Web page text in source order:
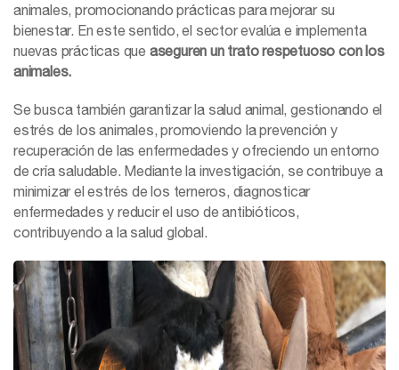
animales, promocionando prácticas para mejorar su
bienestar. En este sentido, el sector evalúa e implementa
nuevas prácticas que aseguren un trato respetuoso con los
animales.
Se busca también garantizar la salud animal, gestionando el
estrés de los animales, promoviendo la prevención y
recuperación de las enfermedades y ofreciendo un entorno
de cría saludable. Mediante la investigación, se contribuye a
minimizar el estrés de los terneros, diagnosticar
enfermedades y reducir el uso de antibióticos,
contribuyendo a la salud global.